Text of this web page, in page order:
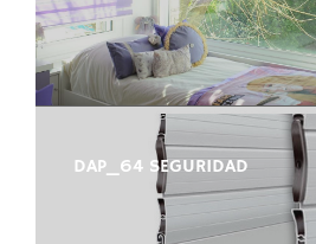
DAP_64 SEGURIDAD